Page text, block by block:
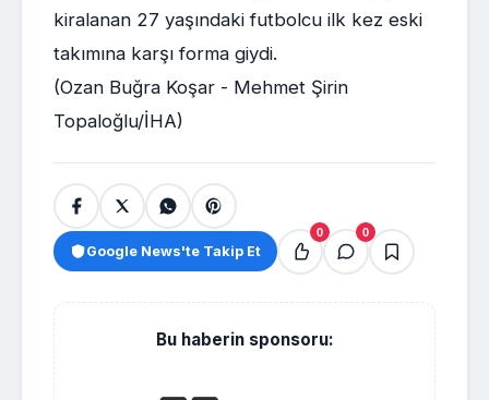
kiralanan 27 yaşındaki futbolcu ilk kez eski
takımına karşı forma giydi.
(Ozan Buğra Koşar - Mehmet Şirin
Topaloğlu/İHA)
Google News'te Takip Et
0 0
Bu haberin sponsoru: